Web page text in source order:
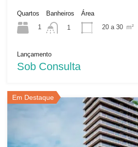
Quartos
1
Banheiros
1
Área
20 a 30 m²
Lançamento
Sob Consulta
Em Destaque